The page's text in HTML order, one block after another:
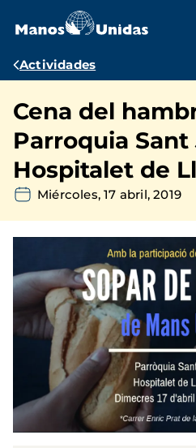
contenido
Ruta
navegación
Actividades
Cena del
Parroquia Sant
Hospitalet de
Miércoles, 17 abril, 2019